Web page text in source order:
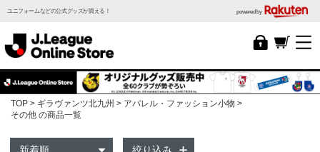
ユニフォームなどの公式グッズが買える！ powered by
TOP ギラヴァンツ北九州
アパレル・ファッション小物
その他 の商品一覧